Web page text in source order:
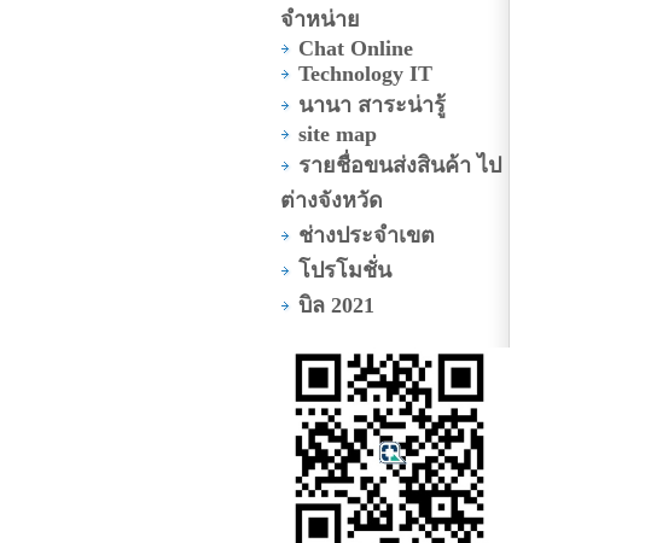
จำหน่าย
Chat Online
Technology IT
นานา สาระน่ารู้
site map
รายชื่อขนส่งสินค้า ไป
ต่างจังหวัด
ช่างประจำเขต
โปรโมชั่น
บิล 2021